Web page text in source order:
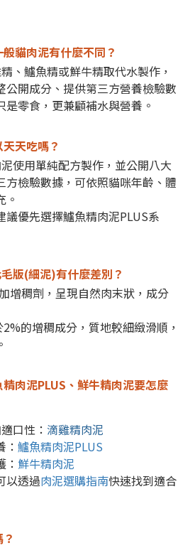
貓肉泥有什麼不同？
、鱸魚精或鮮牛精取代水製作，
公開成分、提供第三方營養檢驗數
零食，更兼顧補水與營養。
天吃嗎？
使用單純配方製作，並公開八大
方檢驗數據，可依照貓咪年齡、體
。
議優先選擇鱸魚精肉泥PLUS系
版(細泥)有什麼差別？
增稠劑，呈現自然肉末狀，成分
的增稠成分，質地較細緻滑順，
肉泥PLUS、鮮牛精肉泥要怎麼
口性： 滴雞精肉泥
鱸魚精肉泥PLUS
鮮牛精肉泥
以透過肉泥選購指南快速找到適合